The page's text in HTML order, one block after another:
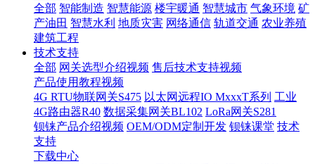
全部 智能制造 智慧能源 楼宇暖通 智慧城市 气象环境 矿
产油田 智慧水利 地质灾害 网络通信 轨道交通 农业养殖
建筑工程
技术支持
全部 网关选型介绍视频 售后技术支持视频
产品使用教程视频
4G RTU物联网关S475 以太网远程IO MxxxT系列 工业
4G路由器R40 数据采集网关BL102 LoRa网关S281
钡铼产品介绍视频 OEM/ODM定制开发 钡铼课堂 技术
支持
下载中心